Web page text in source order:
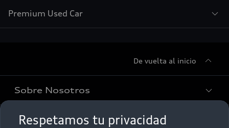
Respetamos tu privacidad
Premium Used Car
De vuelta al inicio
Sobre Nosotros
Conócenos
Promociones